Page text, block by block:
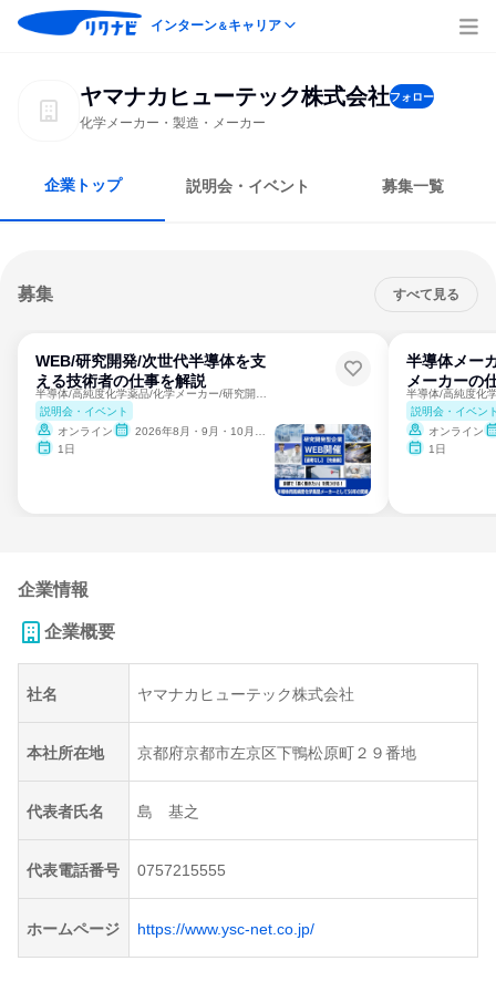
インターン＆キャリア
ヤマナカヒューテック株式会社フォロー
化学メーカー・製造・メーカー
企業トップ 説明会・イベント 募集一覧
募集 すべて見る
WEB/研究開発/次世代半導体を支
える技術者の仕事を解説
説明会・イベント
オンライン
2026年8月・9月・10月・11月
1日
半導体メー
メーカーの
説明会・イベン
オンライン
1日
企業情報
企業概要
社名 ヤマナカヒューテック株式会社
本社所在地 京都府京都市左京区下鴨松原町２９番地
代表者氏名 島 基之
代表電話番号 0757215555
ホームページ https://www.ysc-net.co.jp/